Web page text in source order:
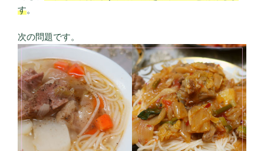
す。
次の問題です。